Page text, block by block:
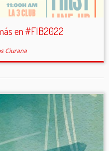
en #FIB2022
Ciurana